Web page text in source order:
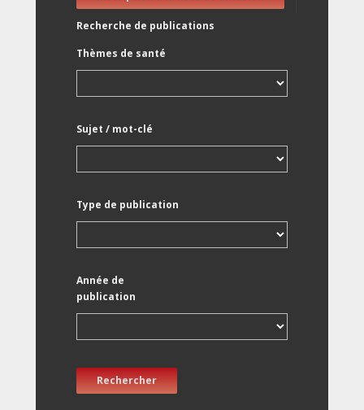
Recherche de publications
Thèmes de santé
Sujet / mot-clé
Type de publication
Année de
publication
Rechercher